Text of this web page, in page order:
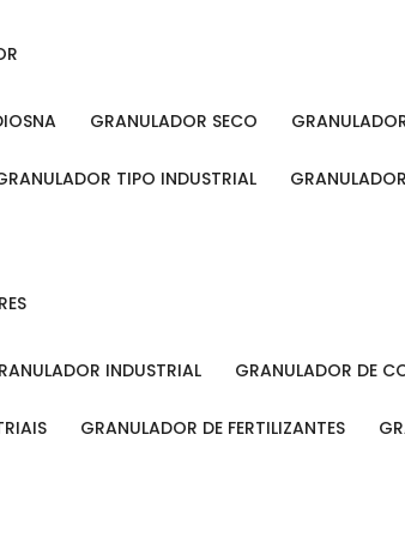
GRANULADOR SECO
GRANULADOR TIPO INDUSTRIAL
GRANULADOR INDUSTRIAL GRANULADOR DE
GRANULADOR DE FERTILIZANTES